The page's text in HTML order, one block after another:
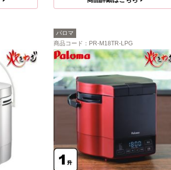
パロマ
商品コード ：PR-M18TR-LPG